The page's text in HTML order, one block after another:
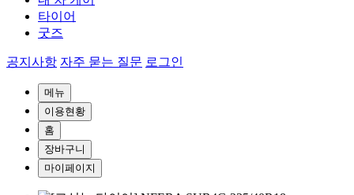
타이어
굿즈
공지사항 자주 묻는 질문 로그인
메뉴
이용현황
홈
장바구니
마이페이지